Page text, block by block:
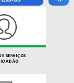
SERVIÇOS